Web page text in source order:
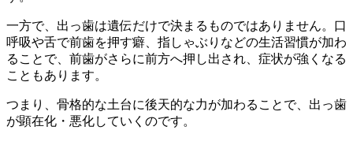
一方で、出っ歯は遺伝だけで決まるものではありません。口
呼吸や舌で前歯を押す癖、指しゃぶりなどの生活習慣が加わ
ることで、前歯がさらに前方へ押し出され、症状が強くなる
こともあります。
つまり、骨格的な土台に後天的な力が加わることで、出っ歯
が顕在化・悪化していくのです。